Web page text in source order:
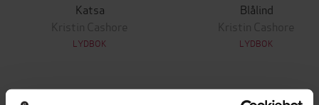
Katsa
Kristin Cashore
LYDBOK
Blålind
Kristin Cashore
LYDBOK